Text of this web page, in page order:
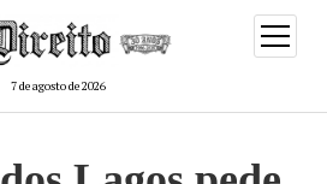
7 de agosto de 2026
menu
de